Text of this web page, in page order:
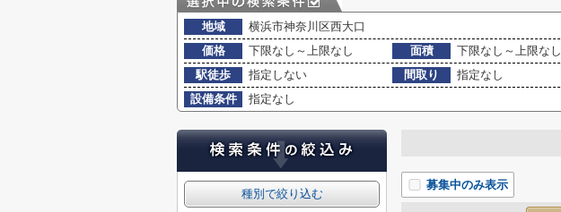
地域
横浜市神奈川区西大口
価格
下限なし～上限なし 面積 下限なし～上限なし
駅徒歩
指定しない 間取り
指定なし
設備条件
指定なし
募集中のみ表示
種別で絞り込む